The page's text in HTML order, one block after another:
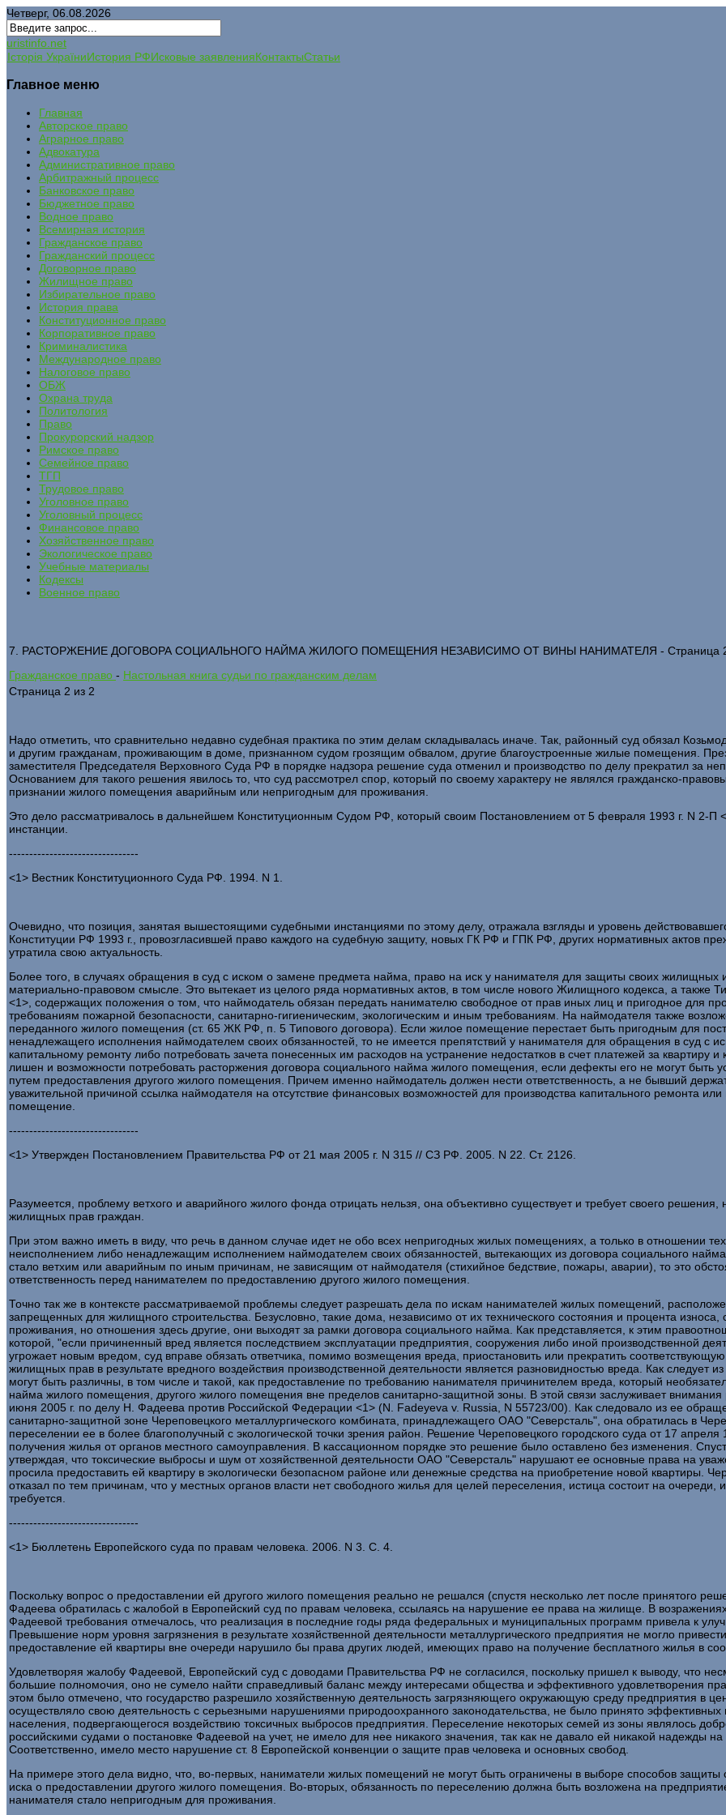
Четверг, 06.08.2026
uristinfo.net
Історія УкраїниИстория РФИсковые заявленияКонтактыСтатьи
Главное меню
Главная
Авторское право
Аграрное право
Адвокатура
Административное право
Арбитражный процесс
Банковское право
Бюджетное право
Водное право
Всемирная история
Гражданское право
Гражданский процесс
Договорное право
Жилищное право
Избирательное право
История права
Конституционное право
Корпоративное право
Криминалистика
Международное право
Налоговое право
ОБЖ
Охрана труда
Политология
Право
Прокурорский надзор
Римское право
Семейное право
ТГП
Трудовое право
Уголовное право
Уголовный процесс
Финансовое право
Хозяйственное право
Экологическое право
Учебные материалы
Кодексы
Военное право
7. РАСТОРЖЕНИЕ ДОГОВОРА СОЦИАЛЬНОГО НАЙМА ЖИЛОГО ПОМЕЩЕНИЯ НЕЗАВИСИМО ОТ ВИНЫ НАНИМАТЕЛЯ - Страница
Гражданское право - Настольная книга судьи по гражданским делам
Страница 2 из 2
Надо отметить, что сравнительно недавно судебная практика по этим делам складывалась иначе. Так, районный суд обязал
и другим гражданам, проживающим в доме, признанном судом грозящим обвалом, другие благоустроенные жилые помещения.
заместителя Председателя Верховного Суда РФ в порядке надзора решение суда отменил и производство по делу прекратил за
Основанием для такого решения явилось то, что суд рассмотрел спор, который по своему характеру не являлся гражданско-
признании жилого помещения аварийным или непригодным для проживания.
Это дело рассматривалось в дальнейшем Конституционным Судом РФ, который своим Постановлением от 5 февраля 1993 г. N 2-П
инстанции.
--------------------------------
<1> Вестник Конституционного Суда РФ. 1994. N 1.
Очевидно, что позиция, занятая вышестоящими судебными инстанциями по этому делу, отражала взгляды и уровень
Конституции РФ 1993 г., провозгласившей право каждого на судебную защиту, новых ГК РФ и ГПК РФ, других нормативных актов
утратила свою актуальность.
Более того, в случаях обращения в суд с иском о замене предмета найма, право на иск у нанимателя для защиты своих жилищных
материально-правовом смысле. Это вытекает из целого ряда нормативных актов, в том числе нового Жилищного кодекса, а также
<1>, содержащих положения о том, что наймодатель обязан передать нанимателю свободное от прав иных лиц и пригодное для
требованиям пожарной безопасности, санитарно-гигиеническим, экологическим и иным требованиям. На наймодателя также
переданного жилого помещения (ст. 65 ЖК РФ, п. 5 Типового договора). Если жилое помещение перестает быть пригодным для
ненадлежащего исполнения наймодателем своих обязанностей, то не имеется препятствий у нанимателя для обращения в суд с
капитальному ремонту либо потребовать зачета понесенных им расходов на устранение недостатков в счет платежей за
лишен и возможности потребовать расторжения договора социального найма жилого помещения, если дефекты его не могут быть
путем предоставления другого жилого помещения. Причем именно наймодатель должен нести ответственность, а не бывший
уважительной причиной ссылка наймодателя на отсутствие финансовых возможностей для производства капитального ремонта
помещение.
--------------------------------
<1> Утвержден Постановлением Правительства РФ от 21 мая 2005 г. N 315 // СЗ РФ. 2005. N 22. Ст. 2126.
Разумеется, проблему ветхого и аварийного жилого фонда отрицать нельзя, она объективно существует и требует своего
жилищных прав граждан.
При этом важно иметь в виду, что речь в данном случае идет не обо всех непригодных жилых помещениях, а только в отношении
неисполнением либо ненадлежащим исполнением наймодателем своих обязанностей, вытекающих из договора социального
стало ветхим или аварийным по иным причинам, не зависящим от наймодателя (стихийное бедствие, пожары, аварии), то это
ответственность перед нанимателем по предоставлению другого жилого помещения.
Точно так же в контексте рассматриваемой проблемы следует разрешать дела по искам нанимателей жилых помещений,
запрещенных для жилищного строительства. Безусловно, такие дома, независимо от их технического состояния и процента
проживания, но отношения здесь другие, они выходят за рамки договора социального найма. Как представляется, к этим
которой, "если причиненный вред является последствием эксплуатации предприятия, сооружения либо иной производственной
угрожает новым вредом, суд вправе обязать ответчика, помимо возмещения вреда, приостановить или прекратить
жилищных прав в результате вредного воздействия производственной деятельности является разновидностью вреда. Как
могут быть различны, в том числе и такой, как предоставление по требованию нанимателя причинителем вреда, который
найма жилого помещения, другого жилого помещения вне пределов санитарно-защитной зоны. В этой связи заслуживает
июня 2005 г. по делу Н. Фадеева против Российской Федерации <1> (N. Fadeyeva v. Russia, N 55723/00). Как следовало из ее
санитарно-защитной зоне Череповецкого металлургического комбината, принадлежащего ОАО "Северсталь", она обратилась в
переселении ее в более благополучный с экологической точки зрения район. Решение Череповецкого городского суда от 17
получения жилья от органов местного самоуправления. В кассационном порядке это решение было оставлено без изменения.
утверждая, что токсические выбросы и шум от хозяйственной деятельности ОАО "Северсталь" нарушают ее основные права на
просила предоставить ей квартиру в экологически безопасном районе или денежные средства на приобретение новой квартиры.
отказал по тем причинам, что у местных органов власти нет свободного жилья для целей переселения, истица состоит на очереди,
требуется.
--------------------------------
<1> Бюллетень Европейского суда по правам человека. 2006. N 3. С. 4.
Поскольку вопрос о предоставлении ей другого жилого помещения реально не решался (спустя несколько лет после принятого
Фадеева обратилась с жалобой в Европейский суд по правам человека, ссылаясь на нарушение ее права на жилище. В
Фадеевой требования отмечалось, что реализация в последние годы ряда федеральных и муниципальных программ привела к
Превышение норм уровня загрязнения в результате хозяйственной деятельности металлургического предприятия не могло
предоставление ей квартиры вне очереди нарушило бы права других людей, имеющих право на получение бесплатного жилья в
Удовлетворяя жалобу Фадеевой, Европейский суд с доводами Правительства РФ не согласился, поскольку пришел к выводу, что
большие полномочия, оно не сумело найти справедливый баланс между интересами общества и эффективного удовлетворения
этом было отмечено, что государство разрешило хозяйственную деятельность загрязняющего окружающую среду предприятия в
осуществляло свою деятельность с серьезными нарушениями природоохранного законодательства, не было принято
населения, подвергающегося воздействию токсичных выбросов предприятия. Переселение некоторых семей из зоны являлось
российскими судами о постановке Фадеевой на учет, не имело для нее никакого значения, так как не давало ей никакой надежды
Соответственно, имело место нарушение ст. 8 Европейской конвенции о защите прав человека и основных свобод.
На примере этого дела видно, что, во-первых, наниматели жилых помещений не могут быть ограничены в выборе способов
иска о предоставлении другого жилого помещения. Во-вторых, обязанность по переселению должна быть возложена на
нанимателя стало непригодным для проживания.